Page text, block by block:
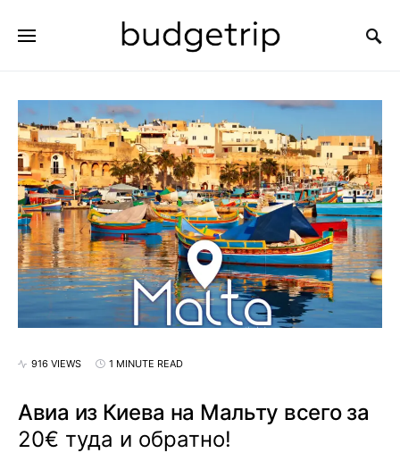
916 VIEWS 1 MINUTE READ
Авиа из Киева на Мальту всего за
20€ туда и обратно!